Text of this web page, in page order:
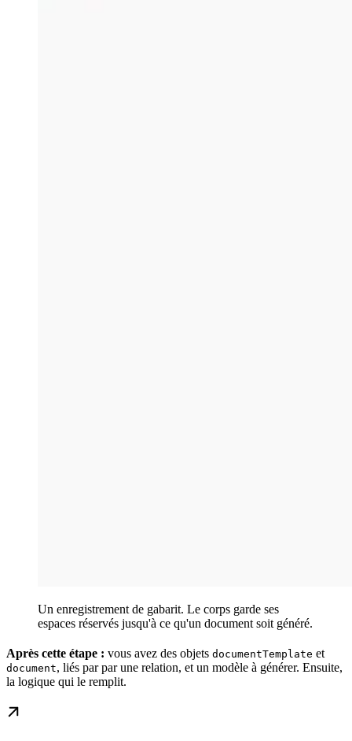
Un enregistrement de gabarit. Le corps garde ses
espaces réservés jusqu'à ce qu'un document soit généré.
Après cette étape : vous avez des objets documentTemplate et
document, liés par par une relation, et un modèle à générer. Ensuite,
la logique qui le remplit.